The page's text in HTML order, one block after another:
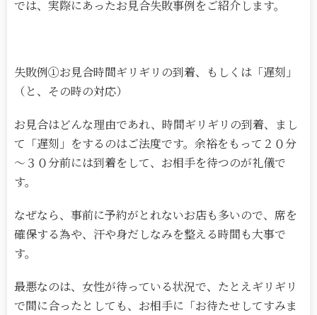
では、実際にあったお見合失敗事例をご紹介します。
失敗例①お見合時間ギリギリの到着、もしくは「遅刻」
（と、その時の対応）
お見合はどんな理由であれ、時間ギリギリの到着、まし
て「遅刻」をするのはご法度です。余裕をもって２０分
～３０分前には到着をして、お相手を待つのが礼儀で
す。
なぜなら、事前に予約がとれないお店も多いので、席を
確保する為や、汗や身だしなみを整える時間も大事で
す。
最悪なのは、女性が待っている状況で、たとえギリギリ
で間に合ったとしても、お相手に「お待たせしてすみま